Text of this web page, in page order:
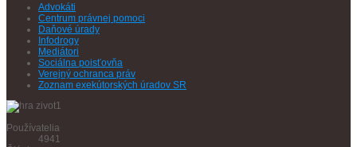
Advokáti
Centrum právnej pomoci
Daňové úrady
Infodrogy
Mediátori
Sociálna poisťovňa
Verejný ochranca práv
Zoznam exekútorských úradov SR
Používatelia
4941